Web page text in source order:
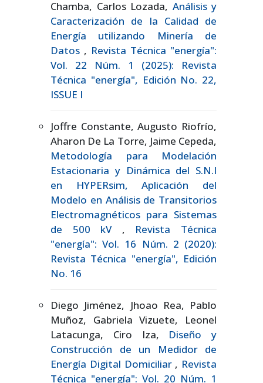
Chamba, Carlos Lozada, Análisis y
Caracterización de la Calidad de
Energía utilizando Minería de
Datos , Revista Técnica "energía":
Vol. 22 Núm. 1 (2025): Revista
Técnica "energía", Edición No. 22,
ISSUE I
Joffre Constante, Augusto Riofrío,
Aharon De La Torre, Jaime Cepeda,
Metodología para Modelación
Estacionaria y Dinámica del S.N.I
en HYPERsim, Aplicación del
Modelo en Análisis de Transitorios
Electromagnéticos para Sistemas
de 500 kV , Revista Técnica
"energía": Vol. 16 Núm. 2 (2020):
Revista Técnica "energía", Edición
No. 16
Diego Jiménez, Jhoao Rea, Pablo
Muñoz, Gabriela Vizuete, Leonel
Latacunga, Ciro Iza, Diseño y
Construcción de un Medidor de
Energía Digital Domiciliar , Revista
Técnica "energía": Vol. 20 Núm. 1